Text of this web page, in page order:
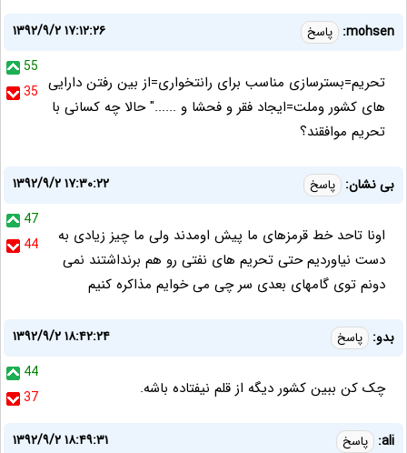
mohsen: پاسخ
۱۳۹۲/۹/۲ ۱۷:۱۲:۲۶
55
35 تحریم=بسترسازی مناسب برای رانتخواری=از بین رفتن دارایی
های کشور وملت=ایجاد فقر و فحشا و ......" حالا چه کسانی با
تحریم موافقند؟
بی نشان: پاسخ
۱۳۹۲/۹/۲ ۱۷:۳۰:۲۲
47
44
اونا تاحد خط قرمزهای ما پیش اومدند ولی ما چیز زیادی به
دست نیاوردیم حتی تحریم های نفتی رو هم برنداشتند نمی
دونم توی گامهای بعدی سر چی می خوایم مذاکره کنیم
بدو: پاسخ
۱۳۹۲/۹/۲ ۱۸:۴۲:۲۴
44
37
چک کن ببین کشور دیگه از قلم نیفتاده باشه.
ali: پاسخ
۱۳۹۲/۹/۲ ۱۸:۴۹:۳۱